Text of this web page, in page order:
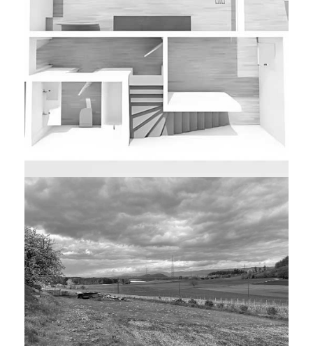
WOHNKONZEPT MFH STETTLEN
NEUBAU, 3-FAMHAUS, TAUNERHAUS,
WILEROLTIGEN